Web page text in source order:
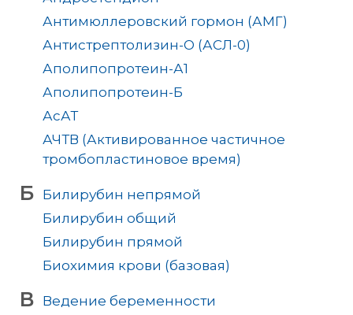
Антимюллеровский гормон (АМГ)
Антистрептолизин-О (АСЛ-0)
Аполипопротеин-А1
Аполипопротеин-Б
АсАТ
АЧТВ (Активированное частичное
тромбопластиновое время)
Б Билирубин непрямой
Билирубин общий
Билирубин прямой
Биохимия крови (базовая)
В Ведение беременности